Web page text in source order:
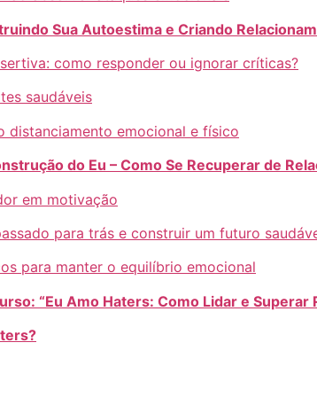
Sua Autoestima e Criando
como responder ou ignorar críticas?
saudáveis
distanciamento emocional e físico
do Eu – Como Se Recuperar de
em motivação
para trás e construir um futuro
para manter o equilíbrio emocional
“Eu Amo Haters: Como Lidar e Superar